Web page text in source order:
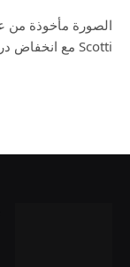
Scotti مع انخفاض درجات الحرارة نبدأ في اللجوء إلى ارتداء أزياء…